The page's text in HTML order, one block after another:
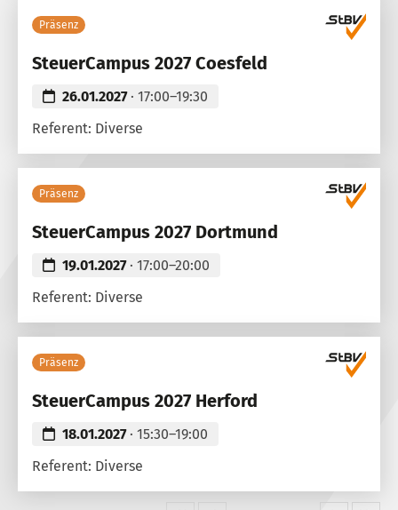
Präsenz
SteuerCampus 2027 Coesfeld
26.01.2027· 17:00–19:30
Referent: Diverse
Präsenz
SteuerCampus 2027 Dortmund
19.01.2027· 17:00–20:00
Referent: Diverse
Präsenz
SteuerCampus 2027 Herford
18.01.2027· 15:30–19:00
Referent: Diverse